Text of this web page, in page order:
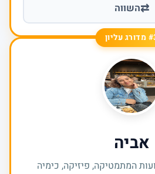
⇄השווה
עליון
אביה
המתמטיקה, פיזיקה, כימיה